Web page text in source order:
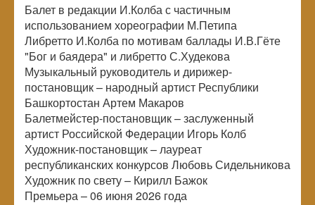
Балет в редакции И.Колба с частичным
использованием хореографии М.Петипа
Либретто И.Колба по мотивам баллады И.В.Гёте
"Бог и баядера" и либретто С.Худекова
Музыкальный руководитель и дирижер-
постановщик – народный артист Республики
Башкортостан Артем Макаров
Балетмейстер-постановщик – заслуженный
артист Российской Федерации Игорь Колб
Художник-постановщик – лауреат
республиканских конкурсов Любовь Сидельникова
Художник по свету – Кирилл Бажок
Премьера – 06 июня 2026 года